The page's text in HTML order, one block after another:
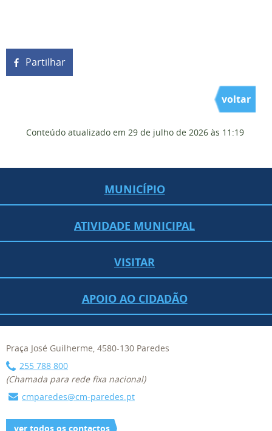
Partilhar
voltar
Conteúdo atualizado em 29 de julho de 2026 às 11:19
MUNICÍPIO
ATIVIDADE MUNICIPAL
VISITAR
APOIO AO CIDADÃO
Praça José Guilherme, 4580-130 Paredes
255 788 800
(Chamada para rede fixa nacional)
cmparedes@cm-paredes.pt
ver todos os contactos